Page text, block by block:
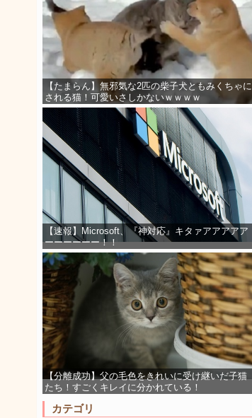
【たまらん】無邪気な2匹の柴子犬ともみくちゃに
される猫！可愛いさしかないｗｗｗｗ
【速報】Microsoft、『神対応』キタァアアアアア
ーーーーーー！！
【分離成功】父の毛色をきれいに受け継いだ子猫
たち！すごくキレイに分かれている！
カテゴリ